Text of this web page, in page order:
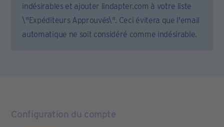
indésirables et ajouter lindapter.com à votre liste
\"Expéditeurs Approuvés\". Ceci évitera que l'email
automatique ne soit considéré comme indésirable.
Configuration du compte